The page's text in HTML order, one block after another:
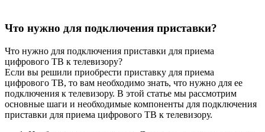
Что нужно для подключения приставки?
Что нужно для подключения приставки для приема
цифрового ТВ к телевизору?
Если вы решили приобрести приставку для приема
цифрового ТВ, то вам необходимо знать, что нужно для ее
подключения к телевизору. В этой статье мы рассмотрим
основные шаги и необходимые компоненты для подключения
приставки для приема цифрового ТВ к телевизору.